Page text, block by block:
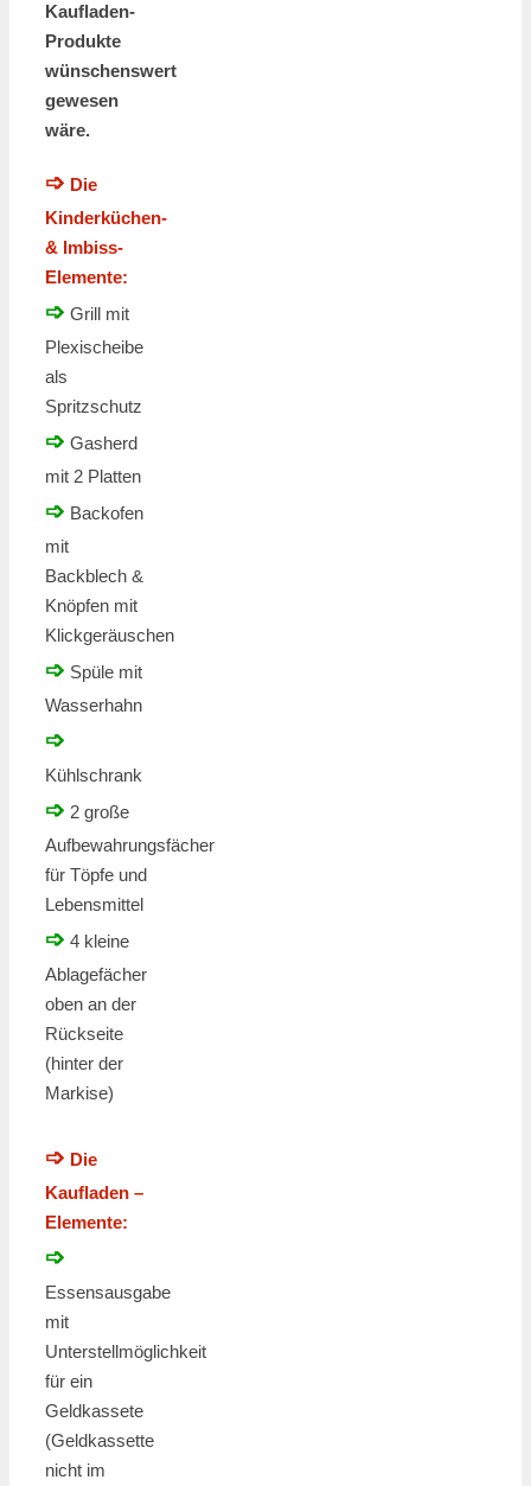
Kaufladen-
Produkte
wünschenswert
gewesen
wäre.
➩ Die
Kinderküchen-
& Imbiss-
Elemente:
➩ Grill mit
Plexischeibe
als
Spritzschutz
➩ Gasherd
mit 2 Platten
➩ Backofen
mit
Backblech &
Knöpfen mit
Klickgeräuschen
➩ Spüle mit
Wasserhahn
➩
Kühlschrank
➩ 2 große
Aufbewahrungsfächer
für Töpfe und
Lebensmittel
➩ 4 kleine
Ablagefächer
oben an der
Rückseite
(hinter der
Markise)
➩ Die
Kaufladen –
Elemente:
➩
Essensausgabe
mit
Unterstellmöglichkeit
für ein
Geldkassete
(Geldkassette
nicht im